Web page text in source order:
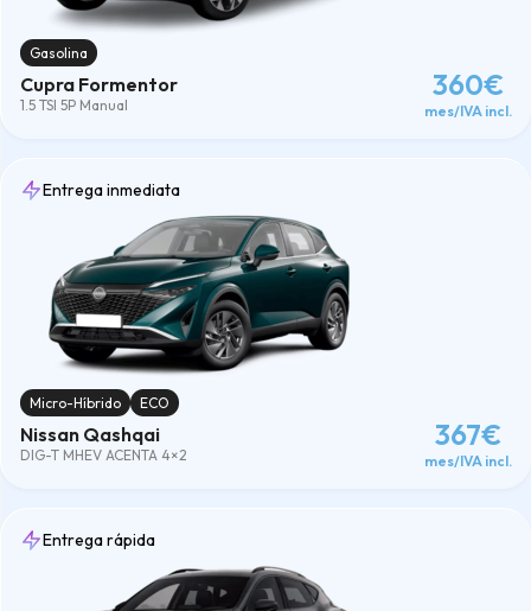
Gasolina
Cupra Formentor
1.5 TSI 5P Manual
360€
mes/IVA incl.
Entrega inmediata
Micro-Híbrido ECO
Nissan Qashqai
DIG-T MHEV ACENTA 4×2
367€
mes/IVA incl.
Entrega rápida